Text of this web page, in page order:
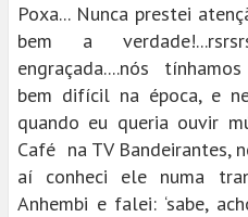
Poxa... Nunca prestei
bem a
engraçada....nós
bem difícil na época, e
quando eu queria ouvir
Café na TV Bandeirantes,
aí conheci ele numa
Anhembi e falei: ‘sabe,